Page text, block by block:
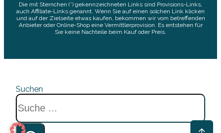
Die mit Sternchen (*) gekennzeichneten Links sind Provisions-Links,
auch Affiliate-Links genannt. Wenn Sie auf einen solchen Link klicken
und auf der Zielseite etwas kaufen, bekommen wir vom betreffenden
Anbieter oder Online-Shop eine Vermittlerprovision. Es entstehen für
Sie keine Nachteile beim Kauf oder Preis.
Suchen